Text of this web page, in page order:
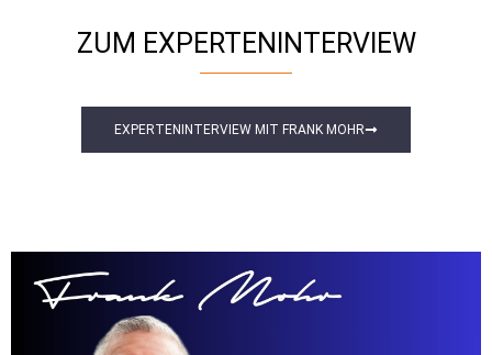
ZUM EXPERTENINTERVIEW
EXPERTENINTERVIEW MIT FRANK MOHR